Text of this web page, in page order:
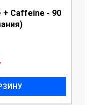
+ Caffeine - 90